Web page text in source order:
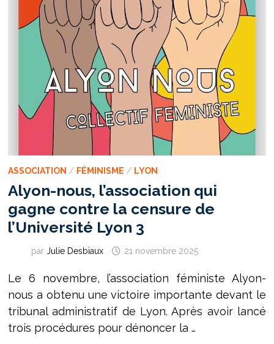
L’USINE
XXÈME
SIÈCLE
ASSOCIATION / FÉMINISME / LYON
Alyon-nous, l’association qui
gagne contre la censure de
l’Université Lyon 3
par Julie Desbiaux 21 novembre 2025
Le 6 novembre, l’association féministe Alyon-
nous a obtenu une victoire importante devant le
tribunal administratif de Lyon. Après avoir lancé
trois procédures pour dénoncer la …